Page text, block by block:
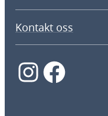
Kontakt oss
InstagramFacebook